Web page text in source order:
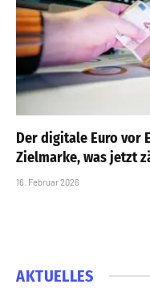
Der digitale Euro vor
Zielmarke, was jetzt
16. Februar 2026
AKTUELLES